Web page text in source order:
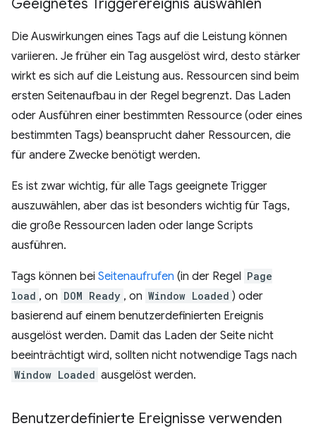
Geeignetes Triggerereignis auswählen
Die Auswirkungen eines Tags auf die Leistung können
variieren. Je früher ein Tag ausgelöst wird, desto stärker
wirkt es sich auf die Leistung aus. Ressourcen sind beim
ersten Seitenaufbau in der Regel begrenzt. Das Laden
oder Ausführen einer bestimmten Ressource (oder eines
bestimmten Tags) beansprucht daher Ressourcen, die
für andere Zwecke benötigt werden.
Es ist zwar wichtig, für alle Tags geeignete Trigger
auszuwählen, aber das ist besonders wichtig für Tags,
die große Ressourcen laden oder lange Scripts
ausführen.
Tags können bei Seitenaufrufen (in der Regel Page
load , on DOM Ready , on Window Loaded ) oder
basierend auf einem benutzerdefinierten Ereignis
ausgelöst werden. Damit das Laden der Seite nicht
beeinträchtigt wird, sollten nicht notwendige Tags nach
Window Loaded ausgelöst werden.
Benutzerdefinierte Ereignisse verwenden